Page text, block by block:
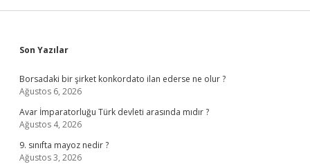
Sidebar
Son Yazılar
Borsadaki bir şirket konkordato ilan ederse ne olur ?
Ağustos 6, 2026
Avar İmparatorluğu Türk devleti arasında mıdır ?
Ağustos 4, 2026
9. sınıfta mayoz nedir ?
Ağustos 3, 2026